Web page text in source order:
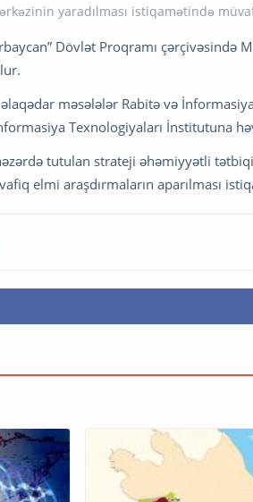
Dövlət Proqramı çərçivəsində
məsələlər Rabitə və
Texnologiyaları İnstitutuna
tutulan strateji əhəmiyyətli
elmi araşdırmaların aparılması